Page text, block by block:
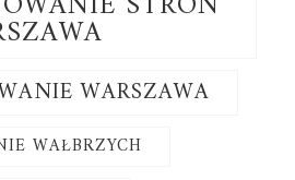
WARSZAWA
WAŁBRZYCH